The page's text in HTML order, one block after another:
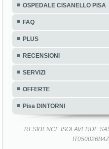
OSPEDALE CISANELLO PISA
FAQ
PLUS
RECENSIONI
SERVIZI
OFFERTE
Pisa DINTORNI
RESIDENCE ISOLAVERDE